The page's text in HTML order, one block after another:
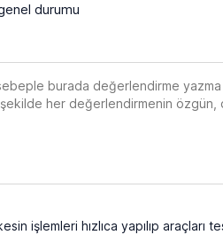
durumu
burada değerlendirme
şekilde her değerlendirmenin
işlemleri hızlıca yapılıp araçları